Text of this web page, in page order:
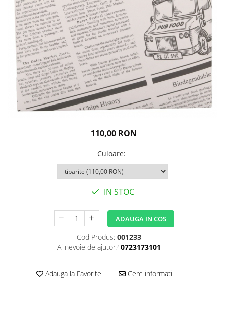
110,00 RON
Culoare:
IN STOC
ADAUGA IN COS
Cod Produs: 001233
Ai nevoie de ajutor? 0723173101
Adauga la Favorite Cere informatii